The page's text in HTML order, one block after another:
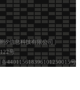
汐信息科技有限公司 |
号
备440115618396101250015号